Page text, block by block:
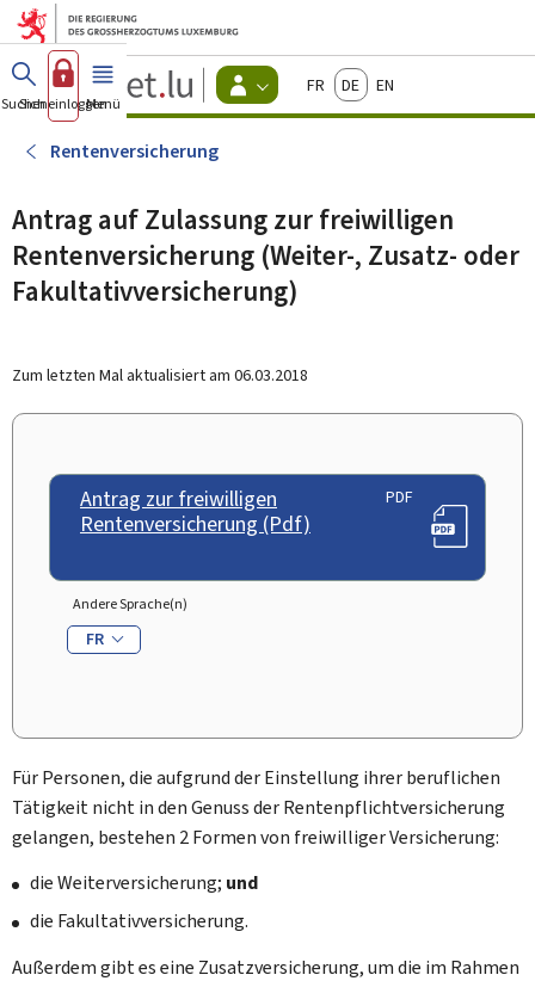
Zum Hauptmenü
Zum Inhalt
Guichet.lu
Changer
d'espace
actif
FrançaisDeutschEnglish
Suchen
Sich einloggen
Menü Haupt-
Rentenversicherung
Antrag auf Zulassung zur freiwilligen
Rentenversicherung (Weiter-, Zusatz- oder
Fakultativversicherung)
Zum letzten Mal aktualisiert am 06.03.2018
Antrag zur freiwilligen
Rentenversicherung (Pdf)
PDF
Andere Sprache(n)
FR
Für Personen, die aufgrund der Einstellung ihrer beruflichen
Tätigkeit nicht in den Genuss der Rentenpflichtversicherung
gelangen, bestehen 2 Formen von freiwilliger Versicherung:
die Weiterversicherung; und
die Fakultativversicherung.
Außerdem gibt es eine Zusatzversicherung, um die im Rahmen